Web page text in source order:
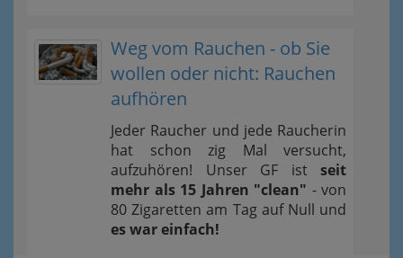
Weg vom Rauchen - ob Sie
wollen oder nicht: Rauchen
aufhören
Jeder Raucher und jede Raucherin
hat schon zig Mal versucht,
aufzuhören! Unser GF ist seit
mehr als 15 Jahren "clean" - von
80 Zigaretten am Tag auf Null und
es war einfach!